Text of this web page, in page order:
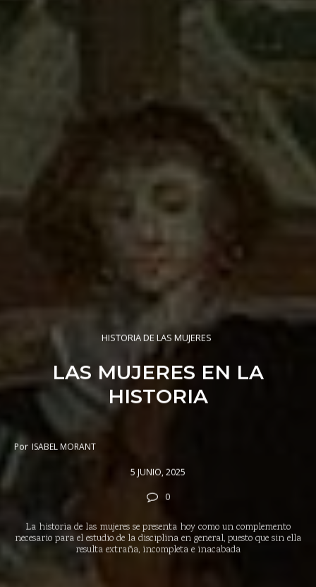
HISTORIA DE LAS MUJERES
LAS MUJERES EN LA
HISTORIA
Por ISABEL MORANT
5 JUNIO, 2025
0
La historia de las mujeres se presenta hoy como un complemento
necesario para el estudio de la disciplina en general, puesto que sin ella
resulta extraña, incompleta e inacabada